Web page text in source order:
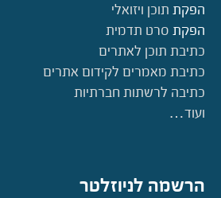
הפקת תוכן ויזואלי
הפקת סרט תדמית
כתיבת תוכן לאתרים
כתיבת מאמרים לקידום אתרים
כתיבה לרשתות חברתיות
ועוד…
הרשמה לניוזלטר